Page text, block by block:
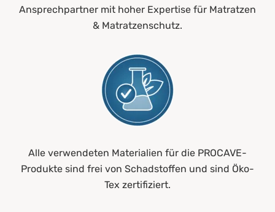
Ansprechpartner mit hoher Expertise für Matratzen
& Matratzenschutz.
Alle verwendeten Materialien für die PROCAVE-
Produkte sind frei von Schadstoffen und sind Öko-
Tex zertifiziert.